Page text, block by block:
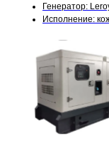
Генератор:
Исполнение: